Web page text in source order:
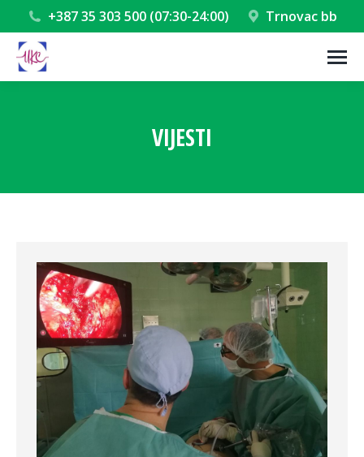
+387 35 303 500 (07:30-24:00) Trnovac bb
VIJESTI